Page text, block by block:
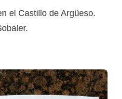
el Castillo de Argüeso.